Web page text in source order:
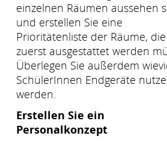
einzelnen Räumen aussehen
und erstellen Sie eine
Prioritätenliste der Räume, die
zuerst ausgestattet werden
Überlegen Sie außerdem
SchülerInnen Endgeräte
werden.
Erstellen Sie ein
Personalkonzept